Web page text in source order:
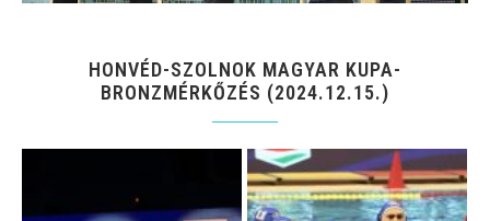
HONVÉD-SZOLNOK MAGYAR KUPA-
BRONZMÉRKŐZÉS (2024.12.15.)